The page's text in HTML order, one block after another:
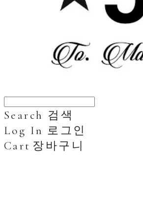
Search 검색
Log In 로그인
Cart 장바구니